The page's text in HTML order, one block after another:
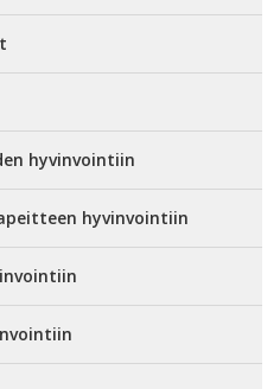
hyvinvointiin
hyvinvointiin